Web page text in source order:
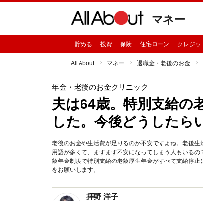
マネー
貯める 投資 保険 住宅ローン クレジッ
All About マネー 退職金・老後のお金
年金・老後のお金クリニック
夫は64歳。特別支給の
した。今後どうしたら
老後のお金や生活費が足りるのか不安ですよね。老後
用語が多くて、ますます不安になってしまう人もいる
齢年金制度で特別支給の老齢厚生年金がすべて支給停
をお願いします。
拝野 洋子